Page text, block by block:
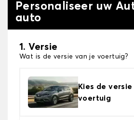
Personaliseer uw
auto
1. Versie
Wat is de versie van je voertuig?
Kies de versie
voertuig